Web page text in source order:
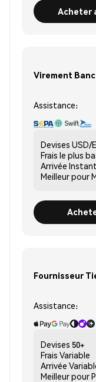
Acheter
Virement
Assistance:
Devises USD/
Frais le plus
Arrivée
Meilleur pour
Fournisseur
Assistance:
Devises 50+
Frais Variable
Arrivée
Meilleur pour